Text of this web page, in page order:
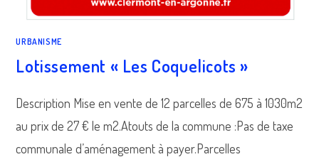
URBANISME
Lotissement « Les Coquelicots »
Description Mise en vente de 12 parcelles de 675 à 1030m2
au prix de 27 € le m2.Atouts de la commune :Pas de taxe
communale d’aménagement à payer.Parcelles